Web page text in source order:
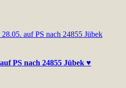
PS nach 24855 Jübek ♥